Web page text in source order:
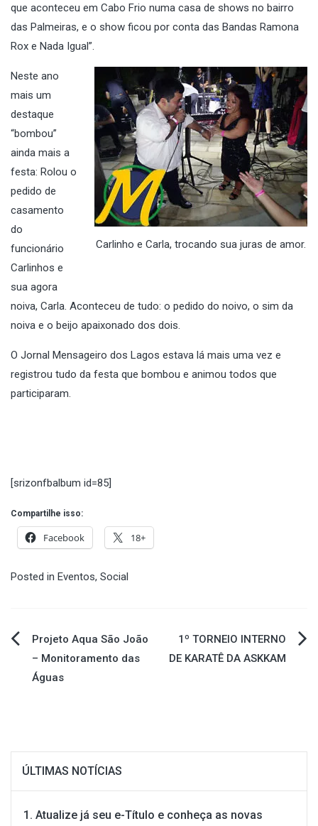
que aconteceu em Cabo Frio numa casa de shows no bairro
das Palmeiras, e o show ficou por conta das Bandas Ramona
Rox e Nada Igual”.
Carlinho e Carla, trocando sua juras de amor.
Neste ano
mais um
destaque
“bombou”
ainda mais a
festa: Rolou o
pedido de
casamento
do
funcionário
Carlinhos e
sua agora
noiva, Carla. Aconteceu de tudo: o pedido do noivo, o sim da
noiva e o beijo apaixonado dos dois.
O Jornal Mensageiro dos Lagos estava lá mais uma vez e
registrou tudo da festa que bombou e animou todos que
participaram.
[srizonfbalbum id=85]
Compartilhe isso:
Facebook 18+
Posted in Eventos, Social
Navegação
de
Projeto Aqua São João
– Monitoramento das
Águas
1º TORNEIO INTERNO
DE KARATÊ DA ASKKAM
ÚLTIMAS NOTÍCIAS
Atualize já seu e-Título e conheça as novas